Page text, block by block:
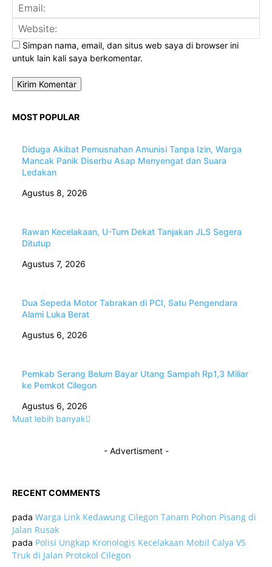
Simpan nama, email, dan situs web saya di browser ini
untuk lain kali saya berkomentar.
MOST POPULAR
Diduga Akibat Pemusnahan Amunisi Tanpa Izin, Warga
Mancak Panik Diserbu Asap Menyengat dan Suara
Ledakan
Agustus 8, 2026
Rawan Kecelakaan, U-Turn Dekat Tanjakan JLS Segera
Ditutup
Agustus 7, 2026
Dua Sepeda Motor Tabrakan di PCI, Satu Pengendara
Alami Luka Berat
Agustus 6, 2026
Pemkab Serang Belum Bayar Utang Sampah Rp1,3 Miliar
ke Pemkot Cilegon
Agustus 6, 2026
Muat lebih banyak
- Advertisment -
RECENT COMMENTS
pada Warga Link Kedawung Cilegon Tanam Pohon Pisang di
Jalan Rusak
pada Polisi Ungkap Kronologis Kecelakaan Mobil Calya VS
Truk di Jalan Protokol Cilegon